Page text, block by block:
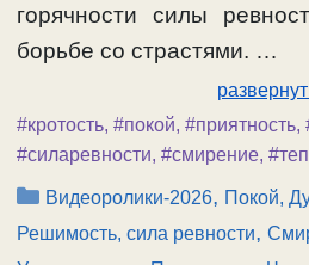
горячности силы
борьбе со страстями. …
#кротость, #покой, #приятность,
#силаревности, #смирение,
Рубрики
Видеоролики-2026, Покой,
Решимость, сила ревности,